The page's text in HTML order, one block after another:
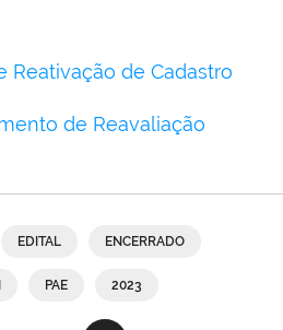
Reativação de Cadastro
de Reavaliação
EDITAL ENCERRADO
PAE 2023